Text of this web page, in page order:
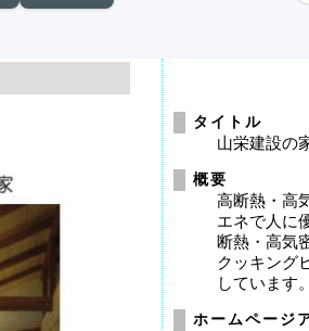
タイトル
山栄建設の
概要
高断熱・高
エネで人に
断熱・高気
クッキング
しています。
ホームページ